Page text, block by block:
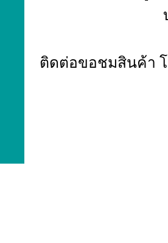
ติดต่อขอชมสินค้า โ